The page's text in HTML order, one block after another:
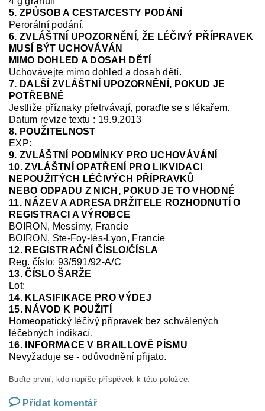
5. ZPŮSOB A CESTA/CESTY PODÁNÍ
Perorální podání.
6. ZVLÁŠTNÍ UPOZORNĚNÍ, ŽE LÉČIVÝ PŘÍPRAVEK
MUSÍ BÝT UCHOVÁVÁN
MIMO DOHLED A DOSAH DĚTÍ
Uchovávejte mimo dohled a dosah dětí.
7. DALŠÍ ZVLÁŠTNÍ UPOZORNĚNÍ, POKUD JE
POTŘEBNÉ
Jestliže příznaky přetrvávají, poraďte se s lékařem.
Datum revize textu : 19.9.2013
8. POUŽITELNOST
EXP:
9. ZVLÁŠTNÍ PODMÍNKY PRO UCHOVÁVÁNÍ
10. ZVLÁŠTNÍ OPATŘENÍ PRO LIKVIDACI
NEPOUŽITÝCH LÉČIVÝCH PŘÍPRAVKŮ
NEBO ODPADU Z NICH, POKUD JE TO VHODNÉ
11. NÁZEV A ADRESA DRŽITELE ROZHODNUTÍ O
REGISTRACI A VÝROBCE
BOIRON, Messimy, Francie
BOIRON, Ste-Foy- lès-Lyon, Francie
12. REGISTRAČNÍ ČÍSLO/ČÍSLA
Reg. číslo: 93/591/92-A/C
13. ČÍSLO ŠARŽE
Lot:
14. KLASIFIKACE PRO VÝDEJ
15. NÁVOD K POUŽITÍ
Homeopatický léčivý přípravek bez schválených
léčebných indikací.
16. INFORMACE V BRAILLOVĚ PÍSMU
Nevyžaduje se-odůvodnění přijato.
Buďte první, kdo napíše příspěvek k této položce.
Přidat komentář